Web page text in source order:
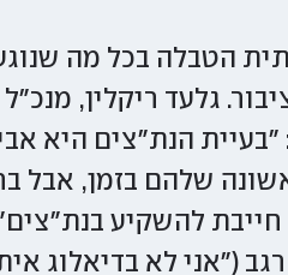
הטבלה בכל מה
גלעד ריקלין,
שלהם בזמן, אבל
חייבת להשקיע
("אני לא בדיאלוג